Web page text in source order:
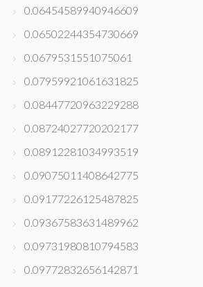
0.06454589940946609
0.06502244354730669
0.0679531551075061
0.07959921061631825
0.08447720963229288
0.08724027720202177
0.08912281034993519
0.09075011408642775
0.09177226125487825
0.09367583631489962
0.09731980810794583
0.09772832656142871